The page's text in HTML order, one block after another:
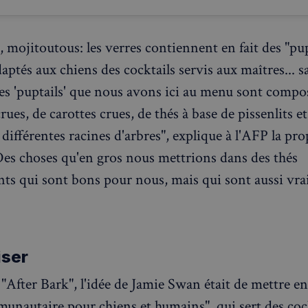
les verres contiennent en fait des
aux chiens des cocktails servis aux maîtres...
'puptails' que nous avons ici au menu sont
de carottes crues, de thés à base de pissenlits
racines d'arbres", explique à l'AFP la
choses qu'en gros nous mettrions dans des thés
qui sont bons pour nous, mais qui sont aussi
Bark", l'idée de Jamie Swan était de mettre
CookieScript
4
2 jours
Ce cookie est utilisé par le service
pour mémoriser les préférences de
visiteurs en matière de cookies. Il
bannière de cookies Cookie-
correctement.
.spotify.com
1 an
Requis pour garantir la
intégré. Cela n'entraîne aucune
YouTube
5 mois 4
Ce cookie est utilisé pour stocker le
l'utilisateur et les choix de
interaction avec le site. Il enregistre
consentement du visiteur
politiques et paramètres de
ce que leurs préférences soient
Fournisseur/
Domaine
Expiration Description
Fournisseur/
Expiration
Fournisseur / Domaine Expiration
Description
Politique de confidentialité de Google